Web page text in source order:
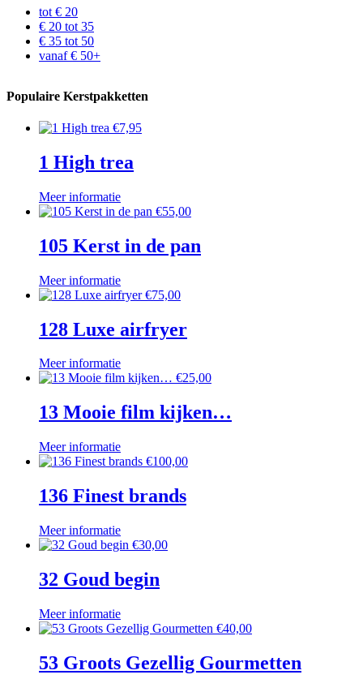
tot € 20
€ 20 tot 35
€ 35 tot 50
vanaf € 50+
Populaire Kerstpakketten
€7,95
1 High trea
Meer informatie
€55,00
105 Kerst in de pan
Meer informatie
€75,00
128 Luxe airfryer
Meer informatie
€25,00
13 Mooie film kijken…
Meer informatie
€100,00
136 Finest brands
Meer informatie
€30,00
32 Goud begin
Meer informatie
€40,00
53 Groots Gezellig Gourmetten